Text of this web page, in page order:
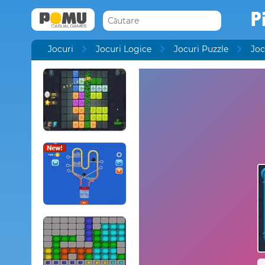
Jocuri Jocuri Logice Jocuri Puzzle